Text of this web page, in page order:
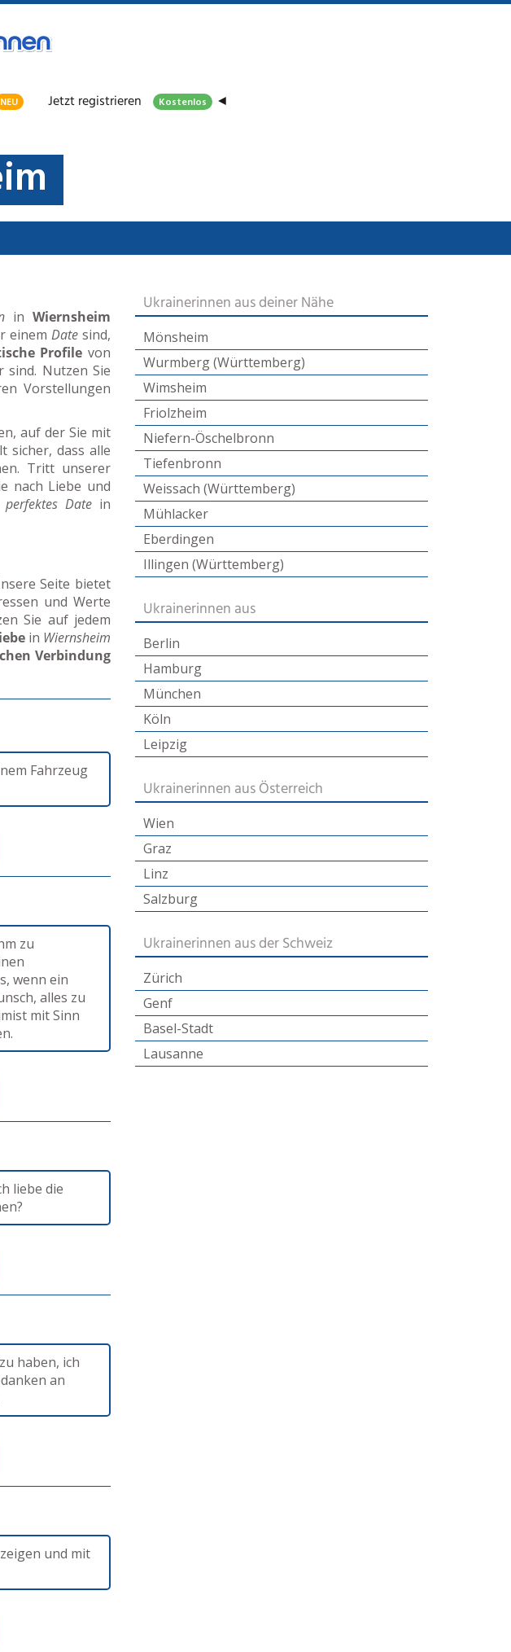
NEU Jetzt registrieren Kostenlos ◄
inWiernsheim
einem Datesind,
Profile von
sind. Nutzen Sie
Vorstellungen
auf der Sie mit
sicher, dass alle
Tritt unserer
nach Liebe und
perfektes Datein
Seite bietet
und Werte
Sie auf jedem
in Wiernsheim
Verbindung
Fahrzeug
zu
wenn ein
alles zu
mit Sinn
liebe die
haben, ich
an
und mit
Ukrainerinnen aus deiner Nähe
Mönsheim
Wurmberg (Württemberg)
Wimsheim
Friolzheim
Niefern-Öschelbronn
Tiefenbronn
Weissach (Württemberg)
Mühlacker
Eberdingen
Illingen (Württemberg)
Ukrainerinnen aus
Berlin
Hamburg
München
Köln
Leipzig
Ukrainerinnen aus Österreich
Wien
Graz
Linz
Salzburg
Ukrainerinnen aus der Schweiz
Zürich
Genf
Basel-Stadt
Lausanne